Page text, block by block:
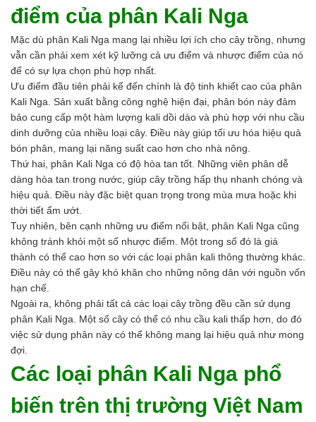
Axit
Kiềm
Muối
Kim loại màu
Oxit kim loại
HÓA CHẤT THÍ NGHIỆM
Hóa chất thí nghiệm
Thiết bị phòng thí nghiệm
HÓA CHẤT NÔNG NGHIỆP
Nguyên liệu phân bón
Chế phẩm sinh học
Nguyên liệu chăn nuôi
HÓA CHẤT XÂY DỰNG
Chống thấm sika
Silicone Dow Corning
Silicone KCC
Silicone Apollo
Silicone Kingbond
Silicone Shinetsu
Keo Silicone
Hóa chất khác
Giới Thiệu
Đối tác
Tin tức
điểm của phân Kali Nga
Mặc dù phân Kali Nga mang lại nhiều lợi ích cho cây trồng, nhưng
vẫn cần phải xem xét kỹ lưỡng cả ưu điểm và nhược điểm của nó
để có sự lựa chọn phù hợp nhất.
Ưu điểm đầu tiên phải kể đến chính là độ tinh khiết cao của phân
Kali Nga. Sản xuất bằng công nghệ hiện đại, phân bón này đảm
bảo cung cấp một hàm lượng kali dồi dào và phù hợp với nhu cầu
dinh dưỡng của nhiều loại cây. Điều này giúp tối ưu hóa hiệu quả
bón phân, mang lại năng suất cao hơn cho nhà nông.
Thứ hai, phân Kali Nga có độ hòa tan tốt. Những viên phân dễ
dàng hòa tan trong nước, giúp cây trồng hấp thụ nhanh chóng và
hiệu quả. Điều này đặc biệt quan trọng trong mùa mưa hoặc khi
thời tiết ẩm ướt.
Tuy nhiên, bên cạnh những ưu điểm nổi bật, phân Kali Nga cũng
không tránh khỏi một số nhược điểm. Một trong số đó là giá
thành có thể cao hơn so với các loại phân kali thông thường khác.
Điều này có thể gây khó khăn cho những nông dân với nguồn vốn
hạn chế.
Ngoài ra, không phải tất cả các loại cây trồng đều cần sử dụng
phân Kali Nga. Một số cây có thể có nhu cầu kali thấp hơn, do đó
việc sử dụng phân này có thể không mang lại hiệu quả như mong
đợi.
Các loại phân Kali Nga phổ
biến trên thị trường Việt Nam